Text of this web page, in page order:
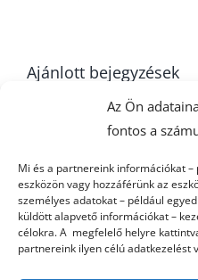
Az Ön
fontos a
Mi és a partnereink információkat
eszközön vagy hozzáférünk az
személyes adatokat – például
küldött alapvető információkat –
célokra. A megfelelő helyre
partnereink ilyen célú adatkezelést
Ajánlott bejegyzések
U16